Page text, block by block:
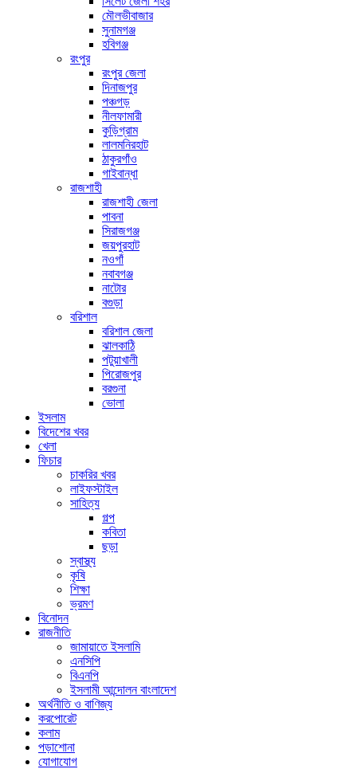
মৌলভীবাজার
সুনামগঞ্জ
হবিগঞ্জ
রংপুর
রংপুর জেলা
দিনাজপুর
পঞ্চগড়
নীলফামারী
কুড়িগ্রাম
লালমনিরহাট
ঠাকুরগাঁও
গাইবান্ধা
রাজশাহী
রাজশাহী জেলা
পাবনা
সিরাজগঞ্জ
জয়পুরহাট
নওগাঁ
নবাবগঞ্জ
নাটোর
বগুড়া
বরিশাল
বরিশাল জেলা
ঝালকাঠি
পটুয়াখালী
পিরোজপুর
বরগুনা
ভোলা
ইসলাম
বিদেশের খবর
খেলা
ফিচার
চাকরির খবর
লাইফস্টাইল
সাহিত্য
গল্প
কবিতা
ছড়া
স্বাস্থ্য
কৃষি
শিক্ষা
ভ্রমণ
বিনোদন
রাজনীতি
জামায়াতে ইসলামি
এনসিপি
বিএনপি
ইসলামী আন্দোলন বাংলাদেশ
অর্থনীতি ও বাণিজ্য
করপোরেট
কলাম
পড়াশোনা
যোগাযোগ